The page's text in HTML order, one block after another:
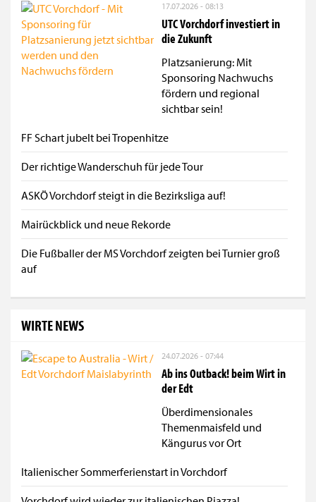
17.07.2026 - 08:13
UTC Vorchdorf investiert in
die Zukunft
Platzsanierung: Mit
Sponsoring Nachwuchs
fördern und regional
sichtbar sein!
FF Schart jubelt bei Tropenhitze
Der richtige Wanderschuh für jede Tour
ASKÖ Vorchdorf steigt in die Bezirksliga auf!
Mairückblick und neue Rekorde
Die Fußballer der MS Vorchdorf zeigten bei Turnier groß
auf
WIRTE NEWS
24.07.2026 - 07:44
Ab ins Outback! beim Wirt in
der Edt
Überdimensionales
Themenmaisfeld und
Kängurus vor Ort
Italienischer Sommerferienstart in Vorchdorf